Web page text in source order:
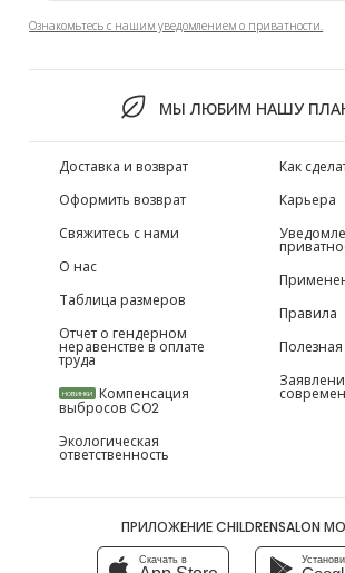
Ознакомьтесь с нашим уведомлением о приватности.
МЫ ЛЮБИМ НАШУ
Доставка и возврат
Оформить возврат
Свяжитесь с нами
О нас
Таблица размеров
Отчет о гендерном
неравенстве в оплате
труда
НОВИНКИ Компенсация
выбросов CO2
Экологическая
ответственность
Как
Карьера
Правила
ПРИЛОЖЕНИЕ CHILDRENSALON
Скачать в